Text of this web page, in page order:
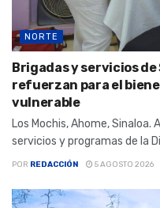
NORTE
Brigadas y servicios
refuerzan para el
vulnerable
Los Mochis, Ahome,
servicios y programas de la
POR REDACCIÓN 5 AGOSTO 2026